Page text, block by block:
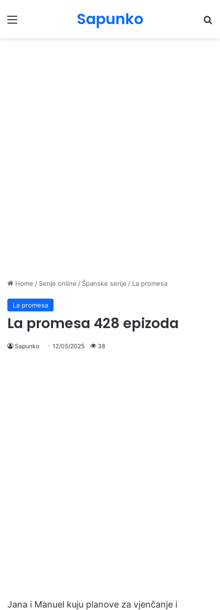
Menu Sapunko
Home / Serije online / Španske serije / La promesa
La promesa
La promesa 428 epizoda
Sapunko 12/05/2025 38
Jana i Manuel kuju planove za vjenčanje i